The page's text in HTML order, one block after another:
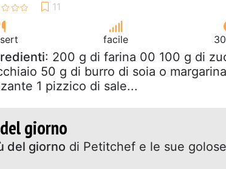
facile
: 200 g di farina 00 100 g di
50 g di burro di soia o
1 pizzico di sale...
giorno
del giorno di Petitchef e le sue